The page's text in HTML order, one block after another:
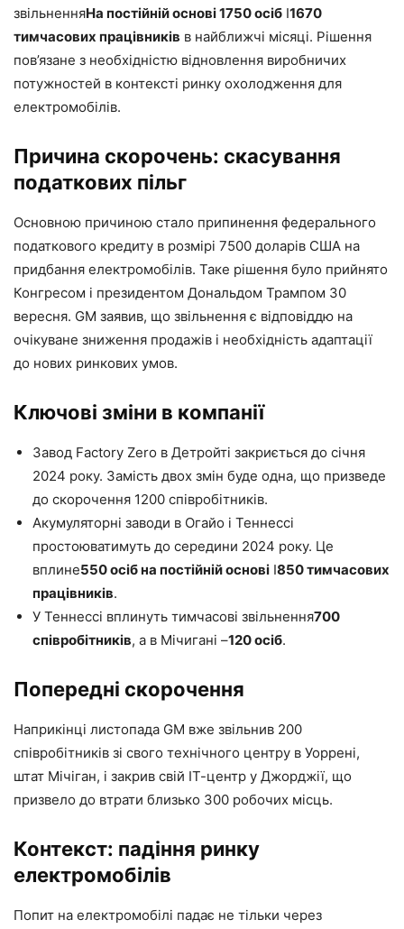
звільненняНа постійній основі 1750 осіб І1670
тимчасових працівників в найближчі місяці. Рішення
пов’язане з необхідністю відновлення виробничих
потужностей в контексті ринку охолодження для
електромобілів.
Причина скорочень: скасування
податкових пільг
Основною причиною стало припинення федерального
податкового кредиту в розмірі 7500 доларів США на
придбання електромобілів. Таке рішення було прийнято
Конгресом і президентом Дональдом Трампом 30
вересня. GM заявив, що звільнення є відповіддю на
очікуване зниження продажів і необхідність адаптації
до нових ринкових умов.
Ключові зміни в компанії
Завод Factory Zero в Детройті закриється до січня
2024 року. Замість двох змін буде одна, що призведе
до скорочення 1200 співробітників.
Акумуляторні заводи в Огайо і Теннессі
простоюватимуть до середини 2024 року. Це
вплине550 осіб на постійній основі І850 тимчасових
працівників.
У Теннессі вплинуть тимчасові звільнення700
співробітників, а в Мічигані –120 осіб.
Попередні скорочення
Наприкінці листопада GM вже звільнив 200
співробітників зі свого технічного центру в Уоррені,
штат Мічіган, і закрив свій ІТ-центр у Джорджії, що
призвело до втрати близько 300 робочих місць.
Контекст: падіння ринку
електромобілів
Попит на електромобілі падає не тільки через